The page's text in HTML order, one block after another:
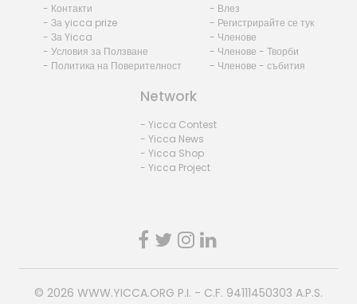
- Контакти
- За yicca prize
- За Yicca
- Условия за Ползване
- Политика на Поверителност
- Влез
- Регистрирайте се тук
- Членове
- Членове - Творби
- Членове - събития
Network
- Yicca Contest
- Yicca News
- Yicca Shop
- Yicca Project
© 2026 WWW.YICCA.ORG P.I. - C.F. 94111450303 A.P.S.